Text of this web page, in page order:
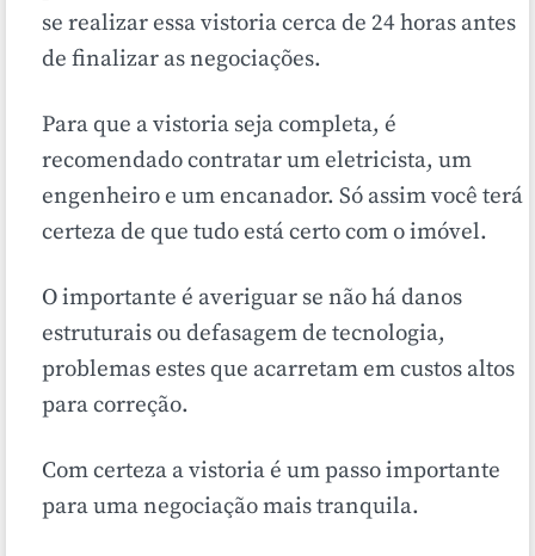
se realizar essa vistoria cerca de 24 horas antes
de finalizar as negociações.
Para que a vistoria seja completa, é
recomendado contratar um eletricista, um
engenheiro e um encanador. Só assim você terá
certeza de que tudo está certo com o imóvel.
O importante é averiguar se não há danos
estruturais ou defasagem de tecnologia,
problemas estes que acarretam em custos altos
para correção.
Com certeza a vistoria é um passo importante
para uma negociação mais tranquila.